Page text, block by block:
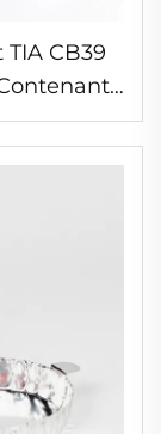
CB39